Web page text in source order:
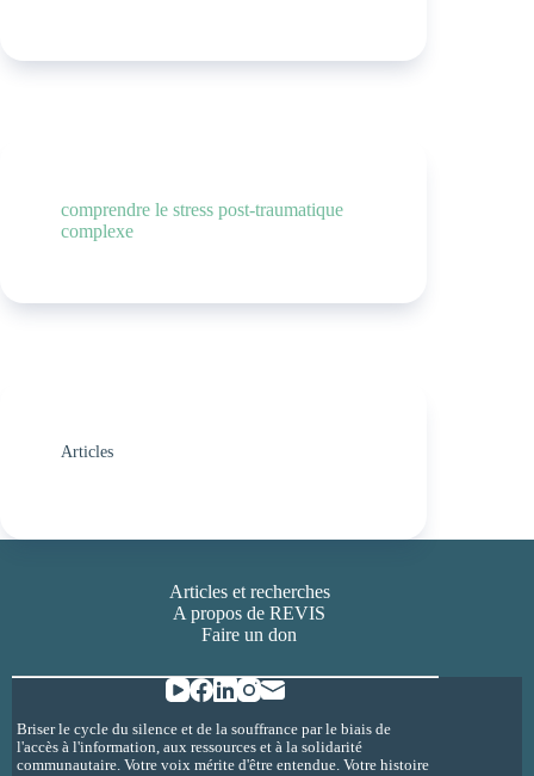
comprendre le stress post-traumatique
complexe
Articles
Articles et recherches
A propos de REVIS
Faire un don
Briser le cycle du silence et de la souffrance par le biais de
l'accès à l'information, aux ressources et à la solidarité
communautaire. Votre voix mérite d'être entendue. Votre histoire